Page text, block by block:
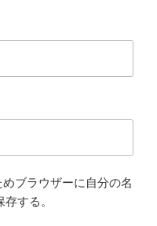
ブラウザーに自分の名
する。